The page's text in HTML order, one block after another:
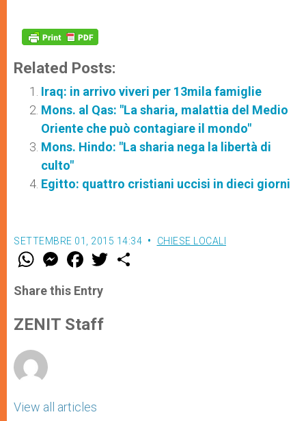
Related Posts:
Iraq: in arrivo viveri per 13mila famiglie
Mons. al Qas: "La sharia, malattia del Medio
Oriente che può contagiare il mondo"
Mons. Hindo: "La sharia nega la libertà di
culto"
Egitto: quattro cristiani uccisi in dieci giorni
SETTEMBRE 01, 2015 14:34 CHIESE LOCALI
W
t
s
p
p
M
e
s
e
g
e
F
a
e
b
o
k
w
Share this Entry
ZENIT Staff
View all articles